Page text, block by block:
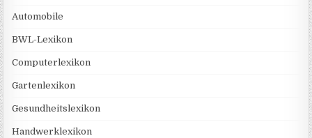
Automobile
BWL-Lexikon
Computerlexikon
Gartenlexikon
Gesundheitslexikon
Handwerklexikon